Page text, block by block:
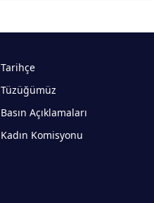
Tarihçe
Tüzüğümüz
Basın Açıklamaları
Kadın Komisyonu